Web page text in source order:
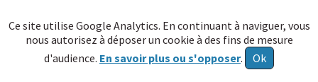
Ce site utilise Google Analytics. En continuant à naviguer, vous
nous autorisez à déposer un cookie à des fins de mesure
d'audience. En savoir plus ou s'opposer. Ok
≡
Allez au
contenu